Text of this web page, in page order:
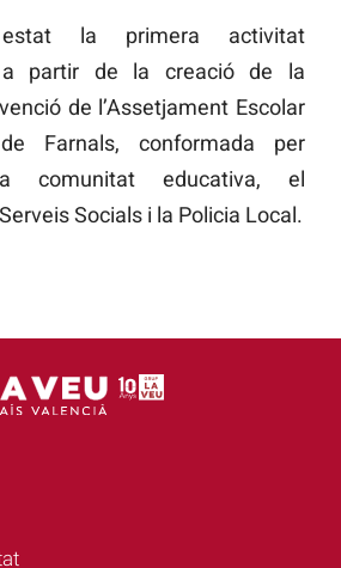
la primera activitat
a partir de la creació de la
de l’Assetjament Escolar
Farnals, conformada per
la comunitat educativa, el
Socials i la Policia Local.